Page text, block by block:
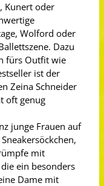
Kunert oder
Wolford oder
Dazu
fürs Outfit wie
ist der
Zeina Schneider
oft genug
junge Frauen auf
mit
ein besonders
Dame mit